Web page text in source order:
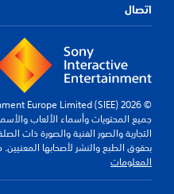
اتصال
© 2026 Sony Interactive Entertainment Europe Limited (SIEE)
جميع المحتويات وأسماء الألعاب
التجارية والصور الفنية والصورة ذات
بحقوق الطبع والنشر لأصحابها
المعلومات